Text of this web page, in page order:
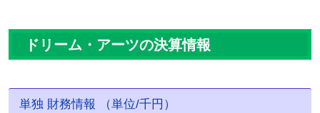
ドリーム・アーツの決算情報
単独 財務情報 （単位/千円）